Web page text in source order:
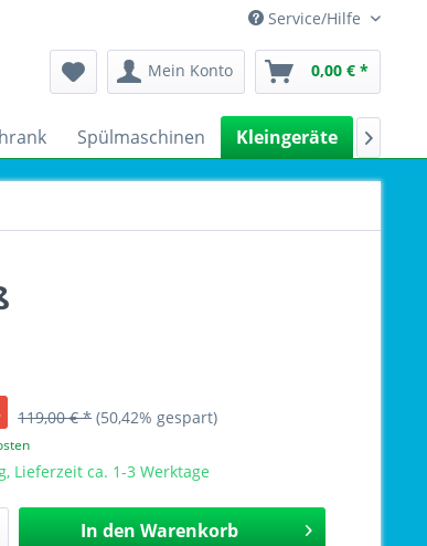
Service/Hilfe
Mein Konto 0,00 € *
Spülmaschinen Kleingeräte Sale

119,00 € * (50,42% gespart)
Lieferzeit ca. 1-3 Werktage
In den Warenkorb